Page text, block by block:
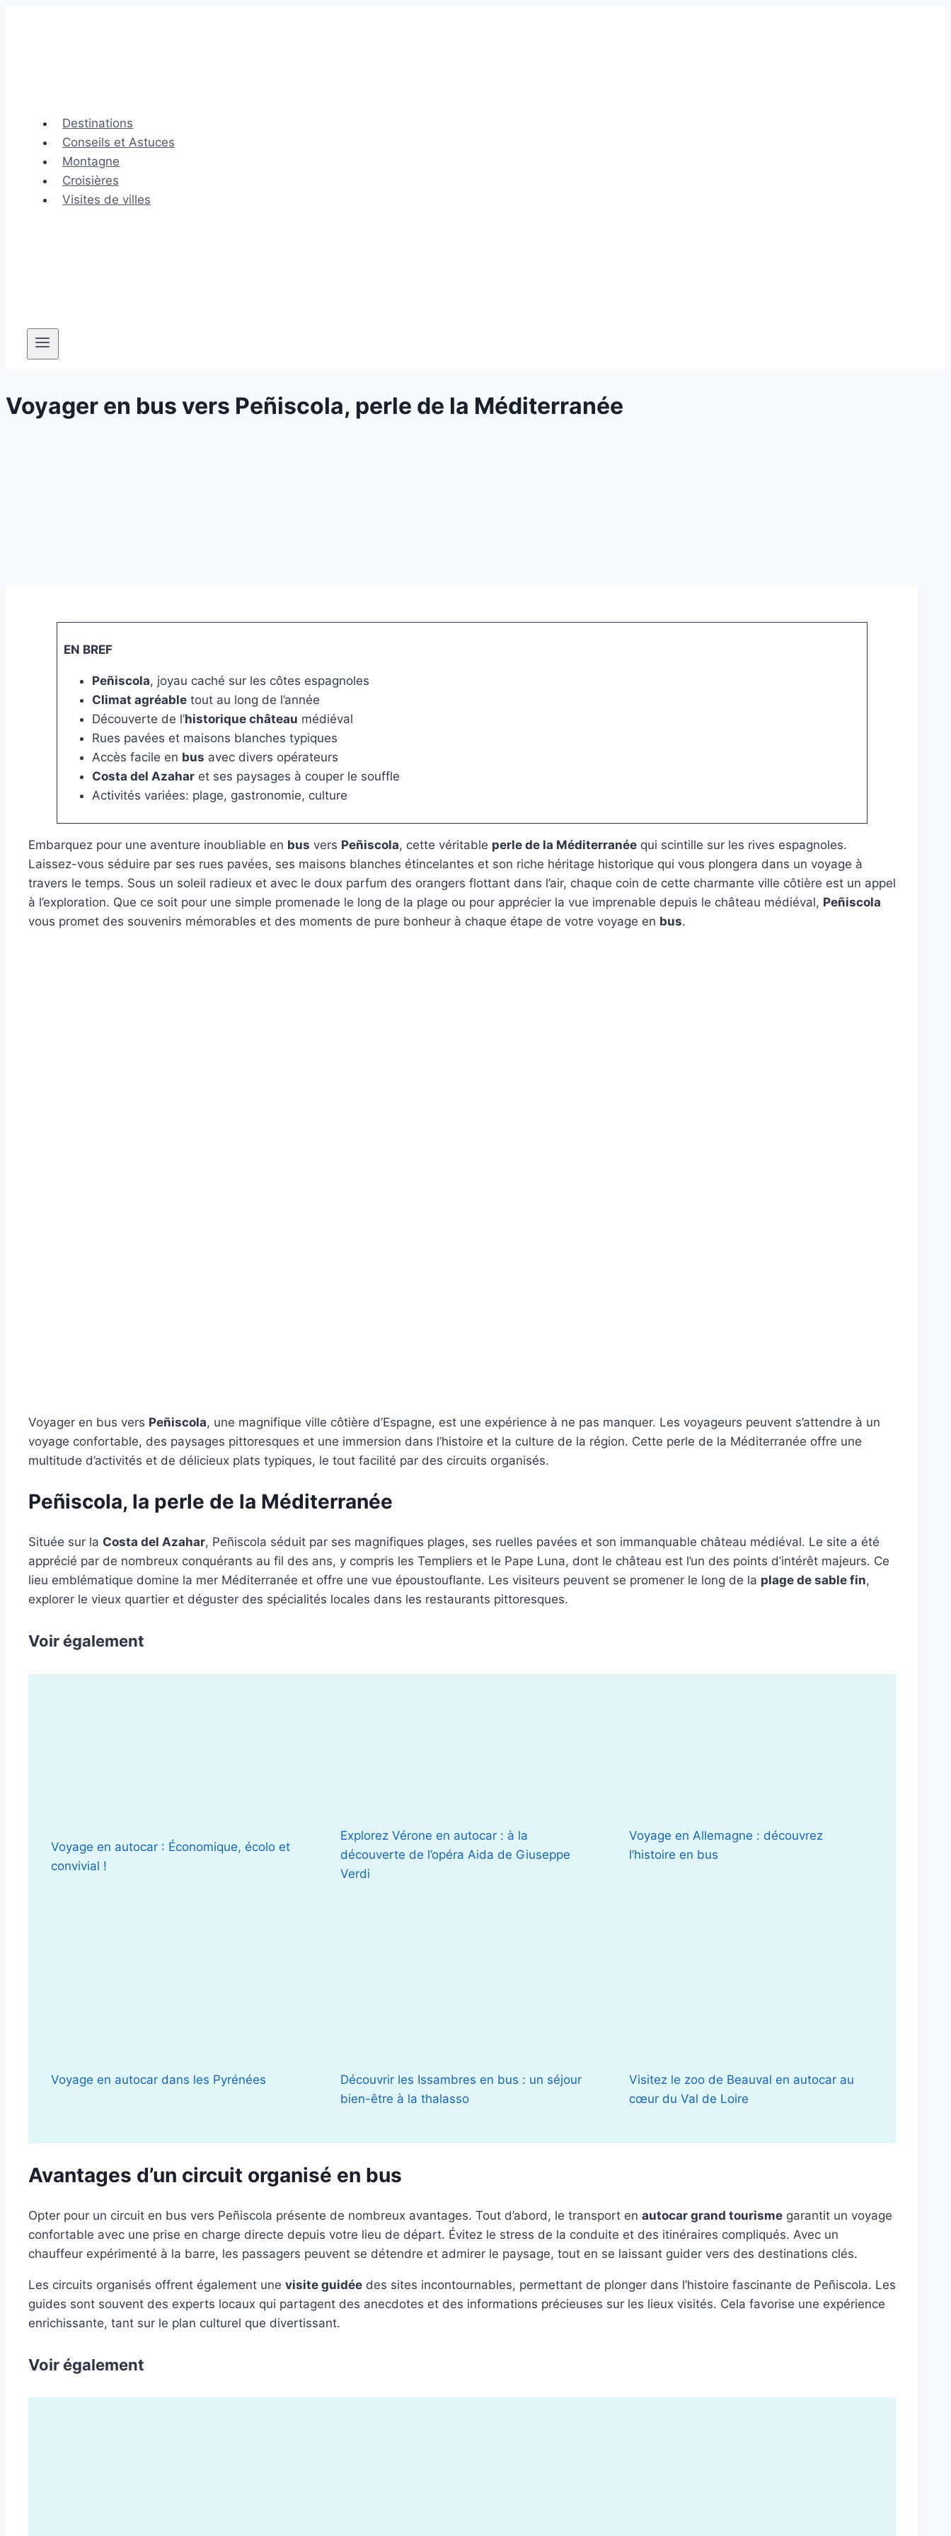
Destinations
Conseils et Astuces
Montagne
Croisières
Visites de villes
Voyager en bus vers Peñiscola, perle de la Méditerranée
EN BREF
Peñiscola, joyau caché sur les côtes espagnoles
Climat agréabletout au long de l’année
Découverte de l’historique château médiéval
Rues pavées et maisons blanches typiques
Accès facile en bus avec divers opérateurs
Costa del Azaharet ses paysages à couper le souffle
Activités variées: plage, gastronomie, culture
Embarquez pour une aventure inoubliable en bus vers Peñiscola, cette véritable perle de la Méditerranée qui scintille sur les rives espagnoles.
Laissez-vous séduire par ses rues pavées, ses maisons blanches étincelantes et son riche héritage historique qui vous plongera dans un voyage à
travers le temps. Sous un soleil radieux et avec le doux parfum des orangers flottant dans l’air, chaque coin de cette charmante ville côtière est un appel
à l’exploration. Que ce soit pour une simple promenade le long de la plage ou pour apprécier la vue imprenable depuis le château médiéval, Peñiscola
vous promet des souvenirs mémorables et des moments de pure bonheur à chaque étape de votre voyage en bus.
Voyager en bus vers Peñiscola, une magnifique ville côtière d’Espagne, est une expérience à ne pas manquer. Les voyageurs peuvent s’attendre à un
voyage confortable, des paysages pittoresques et une immersion dans l’histoire et la culture de la région. Cette perle de la Méditerranée offre une
multitude d’activités et de délicieux plats typiques, le tout facilité par des circuits organisés.
Peñiscola, la perle de la Méditerranée
Située sur la Costa del Azahar, Peñiscola séduit par ses magnifiques plages, ses ruelles pavées et son immanquable château médiéval. Le site a été
apprécié par de nombreux conquérants au fil des ans, y compris les Templiers et le Pape Luna, dont le château est l’un des points d’intérêt majeurs. Ce
lieu emblématique domine la mer Méditerranée et offre une vue époustouflante. Les visiteurs peuvent se promener le long de la plage de sable fin,
explorer le vieux quartier et déguster des spécialités locales dans les restaurants pittoresques.
Voir également
Voyage en autocar : Économique, écolo et
convivial !
Explorez Vérone en autocar : à la
découverte de l’opéra Aida de Giuseppe
Verdi
Voyage en Allemagne : découvrez
l’histoire en bus
Voyage en autocar dans les Pyrénées
Découvrir les Issambres en bus : un séjour
bien-être à la thalasso
Visitez le zoo de Beauval en autocar au
cœur du Val de Loire
Avantages d’un circuit organisé en bus
Opter pour un circuit en bus vers Peñiscola présente de nombreux avantages. Tout d’abord, le transport en autocar grand tourisme garantit un voyage
confortable avec une prise en charge directe depuis votre lieu de départ. Évitez le stress de la conduite et des itinéraires compliqués. Avec un
chauffeur expérimenté à la barre, les passagers peuvent se détendre et admirer le paysage, tout en se laissant guider vers des destinations clés.
Les circuits organisés offrent également une visite guidée des sites incontournables, permettant de plonger dans l’histoire fascinante de Peñiscola. Les
guides sont souvent des experts locaux qui partagent des anecdotes et des informations précieuses sur les lieux visités. Cela favorise une expérience
enrichissante, tant sur le plan culturel que divertissant.
Voir également